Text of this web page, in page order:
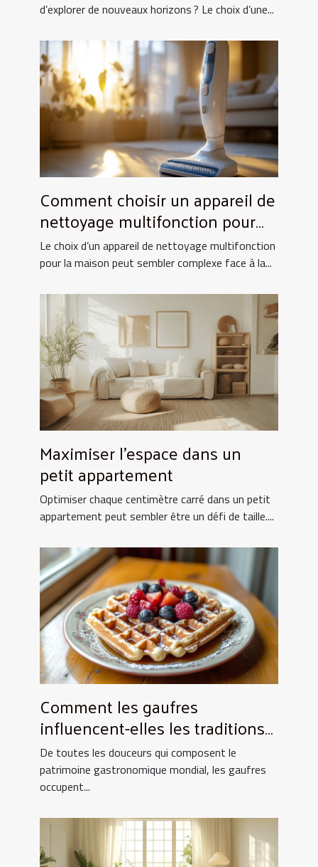
d’explorer de nouveaux horizons ? Le choix d’une...
Comment choisir un appareil de
nettoyage multifonction pour
votre maison ?
Le choix d’un appareil de nettoyage multifonction
pour la maison peut sembler complexe face à la...
Maximiser l'espace dans un
petit appartement
Optimiser chaque centimètre carré dans un petit
appartement peut sembler être un défi de taille....
Comment les gaufres
influencent-elles les traditions
culinaires ?
De toutes les douceurs qui composent le
patrimoine gastronomique mondial, les gaufres
occupent...